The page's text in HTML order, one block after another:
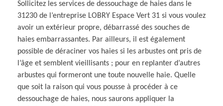
Sollicitez les services de dessouchage de haies dans le
31230 de l’entreprise LOBRY Espace Vert 31 si vous voulez
avoir un extérieur propre, débarrassé des souches de
haies embarrassantes. Par ailleurs, il est également
possible de déraciner vos haies si les arbustes ont pris de
l’âge et semblent vieillisants ; pour en replanter d’autres
arbustes qui formeront une toute nouvelle haie. Quelle
que soit la raison qui vous pousse à procéder à ce
dessouchage de haies, nous saurons appliquer la